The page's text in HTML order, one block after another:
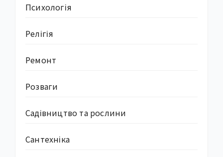
Психологія
Релігія
Ремонт
Розваги
Садівництво та рослини
Сантехніка